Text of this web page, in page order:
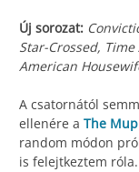
Új sorozat:
Star-Crossed,
American
A csatornától
ellenére a The
random módon
is felejtkeztem